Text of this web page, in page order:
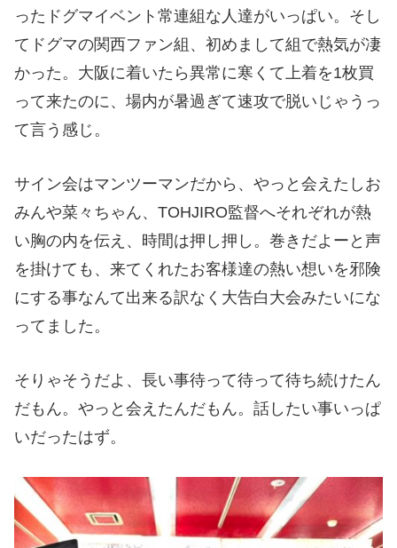
ったドグマイベント常連組な人達がいっぱい。そし
てドグマの関西ファン組、初めまして組で熱気が凄
かった。大阪に着いたら異常に寒くて上着を1枚買
って来たのに、場内が暑過ぎて速攻で脱いじゃうっ
て言う感じ。
サイン会はマンツーマンだから、やっと会えたしお
みんや菜々ちゃん、TOHJIRO監督へそれぞれが熱
い胸の内を伝え、時間は押し押し。巻きだよーと声
を掛けても、来てくれたお客様達の熱い想いを邪険
にする事なんて出来る訳なく大告白大会みたいにな
ってました。
そりゃそうだよ、長い事待って待って待ち続けたん
だもん。やっと会えたんだもん。話したい事いっぱ
いだったはず。